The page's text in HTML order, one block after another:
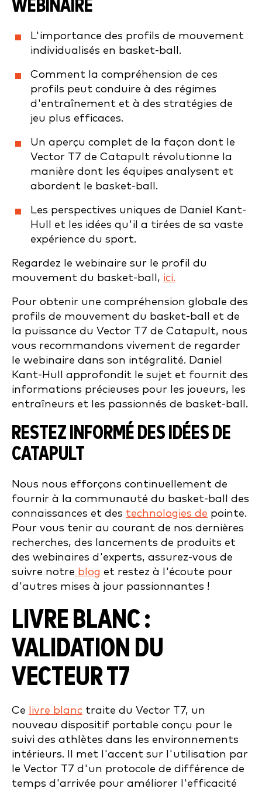
WEBINAIRE
L'importance des profils de mouvement
individualisés en basket-ball.
Comment la compréhension de ces
profils peut conduire à des régimes
d'entraînement et à des stratégies de
jeu plus efficaces.
Un aperçu complet de la façon dont le
Vector T7 de Catapult révolutionne la
manière dont les équipes analysent et
abordent le basket-ball.
Les perspectives uniques de Daniel Kant-
Hull et les idées qu'il a tirées de sa vaste
expérience du sport.
Regardez le webinaire sur le profil du
mouvement du basket-ball, ici.
Pour obtenir une compréhension globale des
profils de mouvement du basket-ball et de
la puissance du Vector T7 de Catapult, nous
vous recommandons vivement de regarder
le webinaire dans son intégralité. Daniel
Kant-Hull approfondit le sujet et fournit des
informations précieuses pour les joueurs, les
entraîneurs et les passionnés de basket-ball.
RESTEZ INFORMÉ DES IDÉES DE
CATAPULT
Nous nous efforçons continuellement de
fournir à la communauté du basket-ball des
connaissances et des technologies de pointe.
Pour vous tenir au courant de nos dernières
recherches, des lancements de produits et
des webinaires d'experts, assurez-vous de
suivre notre blog et restez à l'écoute pour
d'autres mises à jour passionnantes !
LIVRE BLANC :
VALIDATION DU
VECTEUR T7
Ce livre blanc traite du Vector T7, un
nouveau dispositif portable conçu pour le
suivi des athlètes dans les environnements
intérieurs. Il met l'accent sur l'utilisation par
le Vector T7 d'un protocole de différence de
temps d'arrivée pour améliorer l'efficacité